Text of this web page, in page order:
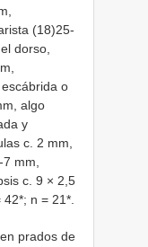
(18)25-
dorso,
o
algo
y
c. 2 mm,
7 mm,
c. 9 × 2,5
n = 21*.
prados de